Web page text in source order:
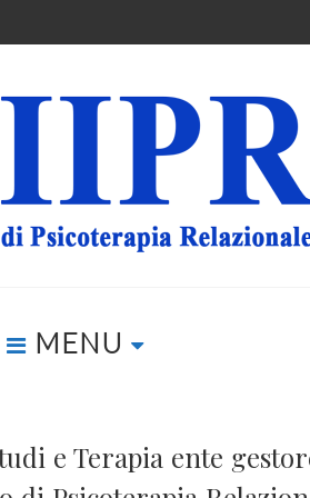
MENU
e Terapia ente